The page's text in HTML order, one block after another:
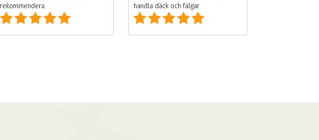
rekommendera.
handla däck och fälgar